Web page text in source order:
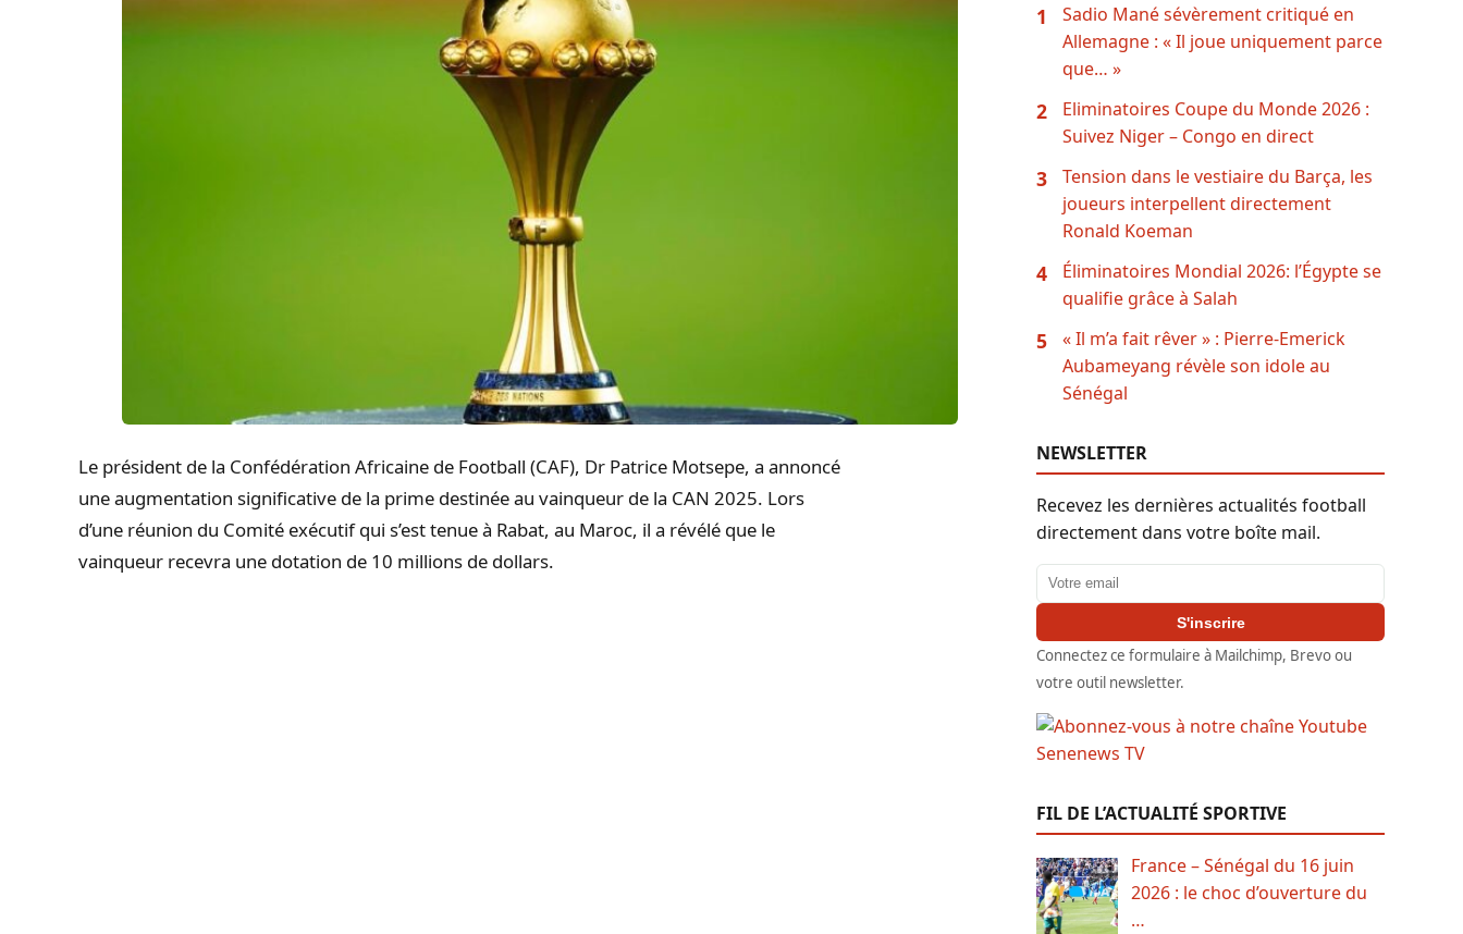
Le président de la Confédération Africaine de Football (CAF), Dr Patrice Motsepe, a annoncé
une augmentation significative de la prime destinée au vainqueur de la CAN 2025. Lors
d’une réunion du Comité exécutif qui s’est tenue à Rabat, au Maroc, il a révélé que le
vainqueur recevra une dotation de 10 millions de dollars.
1
Sadio Mané sévèrement critiqué en
Allemagne : « Il joue uniquement parce
que… »
2
Eliminatoires Coupe du Monde 2026 :
Suivez Niger – Congo en direct
3
Tension dans le vestiaire du Barça, les
joueurs interpellent directement
Ronald Koeman
4
Éliminatoires Mondial 2026: l’Égypte se
qualifie grâce à Salah
5
« Il m’a fait rêver » : Pierre-Emerick
Aubameyang révèle son idole au
Sénégal
NEWSLETTER
Recevez les dernières actualités football
directement dans votre boîte mail.
Adresse email
S'inscrire
Connectez ce formulaire à Mailchimp, Brevo ou
votre outil newsletter.
FIL DE L’ACTUALITÉ SPORTIVE
France – Sénégal du 16 juin
2026 : le choc d’ouverture du
…